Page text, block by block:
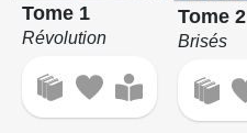
Tome 1
Révolution
Tome 2
Brisés